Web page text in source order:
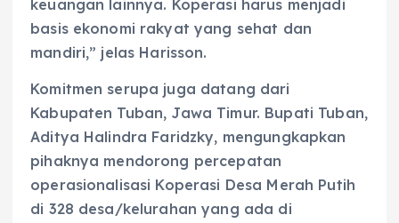
keuangan lainnya. Koperasi harus menjadi
basis ekonomi rakyat yang sehat dan
mandiri,” jelas Harisson.
Komitmen serupa juga datang dari
Kabupaten Tuban, Jawa Timur. Bupati Tuban,
Aditya Halindra Faridzky, mengungkapkan
pihaknya mendorong percepatan
operasionalisasi Koperasi Desa Merah Putih
di 328 desa/kelurahan yang ada di